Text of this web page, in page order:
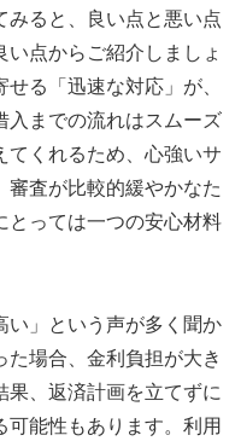
みると、良い点と悪い点
点からご紹介しましょ
る「迅速な対応」が、
入までの流れはスムーズ
てくれるため、心強いサ
審査が比較的緩やかなた
とっては一つの安心材料
い」という声が多く聞か
場合、金利負担が大き
果、返済計画を立てずに
能性もあります。利用